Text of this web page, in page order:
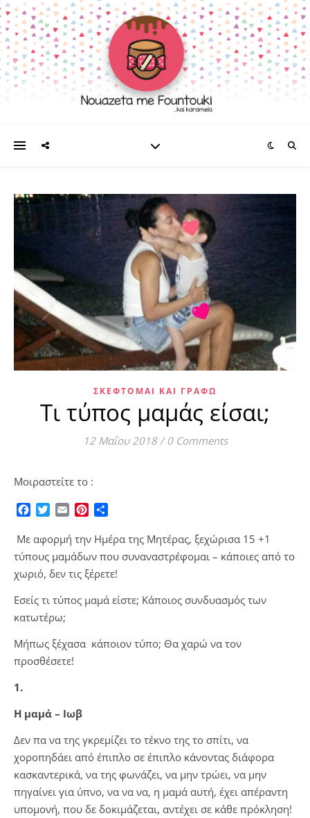
ΣΚΈΦΤΟΜΑΙ ΚΑΙ ΓΡΆΦΩ
Τι τύπος μαμάς είσαι;
12 Μαΐου 2018 / 0 Comments
Μοιραστείτε το :
Facebook
TwitterEmailPinterest
Με αφορμή την Ημέρα της Μητέρας, ξεχώρισα 15 +1
τύπους μαμάδων που συναναστρέφομαι – κάποιες από το
χωριό, δεν τις ξέρετε!
Εσείς τι τύπος μαμά είστε; Κάποιος συνδυασμός των
κατωτέρω;
Μήπως ξέχασα κάποιον τύπο; Θα χαρώ να τον
προσθέσετε!
1.
Η μαμά – Ιωβ
Δεν πα να της γκρεμίζει το τέκνο της το σπίτι, να
χοροπηδάει από έπιπλο σε έπιπλο κάνοντας διάφορα
κασκαντερικά, να της φωνάζει, να μην τρώει, να μην
πηγαίνει για ύπνο, να να να, η μαμά αυτή, έχει απέραντη
υπομονή, που δε δοκιμάζεται, αντέχει σε κάθε πρόκληση!